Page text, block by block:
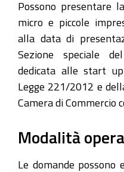
Possono presentare
micro e piccole
alla data di
Sezione speciale
dedicata alle start
Legge 221/2012 e
Camera di Commercio
Modalità
Le domande possono